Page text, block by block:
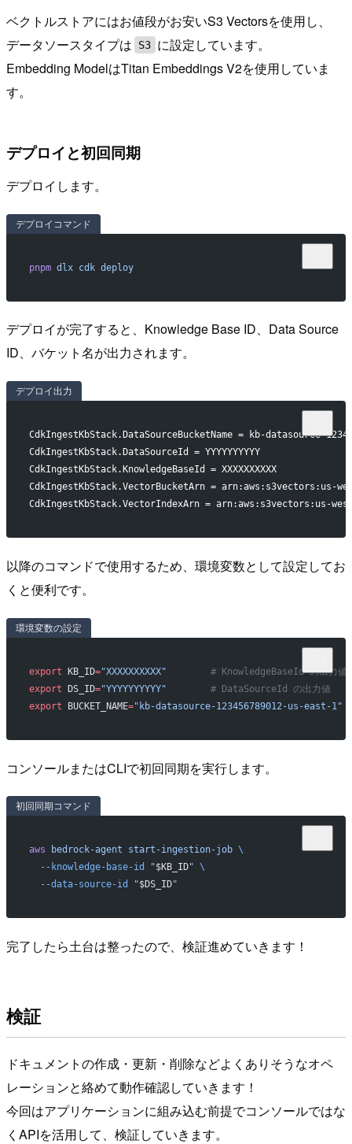
ベクトルストアにはお値段がお安いS3 Vectorsを使用し、
データソースタイプは
S3 に設定しています。
Embedding ModelはTitan Embeddings V2を使用していま
す。
デプロイと初回同期
デプロイします。
デプロイコマンド
pnpm dlx cdk deploy
デプロイが完了すると、Knowledge Base ID、Data Source
ID、バケット名が出力されます。
デプロイ出力
CdkIngestKbStack.DataSourceBucketName = kb-datasource-
CdkIngestKbStack.DataSourceId = YYYYYYYYYY
CdkIngestKbStack.KnowledgeBaseId = XXXXXXXXXX
CdkIngestKbStack.VectorBucketArn = arn:aws:s3vectors:us-
CdkIngestKbStack.VectorIndexArn = arn:aws:s3vectors:us-
以降のコマンドで使用するため、環境変数として設定してお
くと便利です。
環境変数の設定
export KB_ID="XXXXXXXXXX"
        # KnowledgeBaseId の出力値
export DS_ID="YYYYYYYYYY"
        # DataSourceId の出力値
export BUCKET_NAME="kb-datasource-123456789012-us-east-1"
コンソールまたはCLIで初回同期を実行します。
初回同期コマンド
aws bedrock-agent start-ingestion-job \
  --knowledge-base-id
"$KB_ID" \
  --data-source-id
"$DS_ID"
完了したら土台は整ったので、検証進めていきます！
検証
ドキュメントの作成・更新・削除などよくありそうなオペ
レーションと絡めて動作確認していきます！
今回はアプリケーションに組み込む前提でコンソールではな
くAPIを活用して、検証していきます。